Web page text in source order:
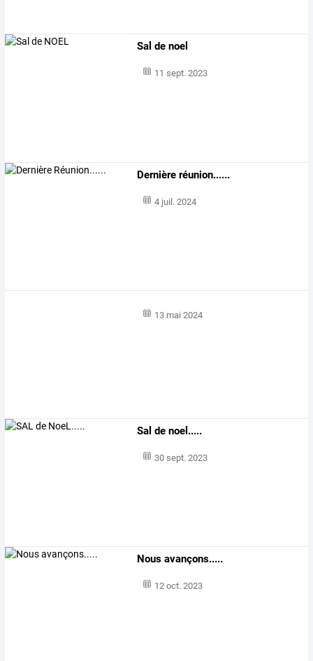
Sal de noel
11 sept. 2023
Dernière réunion......
4 juil. 2024
13 mai 2024
Sal de noel.....
30 sept. 2023
Nous avançons.....
12 oct. 2023